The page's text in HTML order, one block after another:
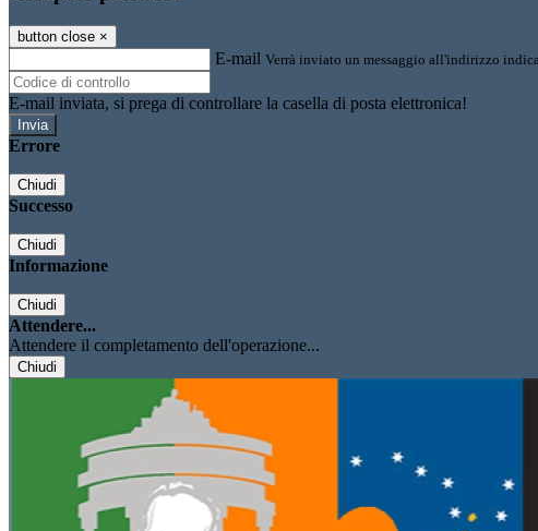
button close ×
E-mail Verrà inviato un messaggio all'indirizzo
E-mail inviata, si prega di controllare la casella di posta elettronica!
Errore
Chiudi
Successo
Chiudi
Informazione
Chiudi
Attendere...
Attendere il completamento dell'operazione...
Chiudi